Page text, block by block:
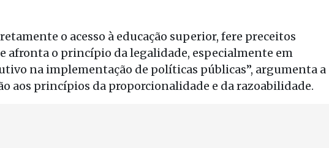
o acesso à educação superior, fere preceitos
o princípio da legalidade, especialmente em
na implementação de políticas públicas”, argumenta a
aos princípios da proporcionalidade e da razoabilidade.